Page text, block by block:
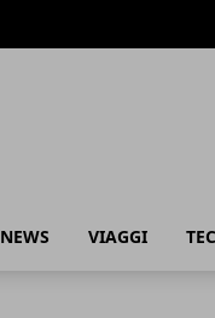
NEWS VIAGGI